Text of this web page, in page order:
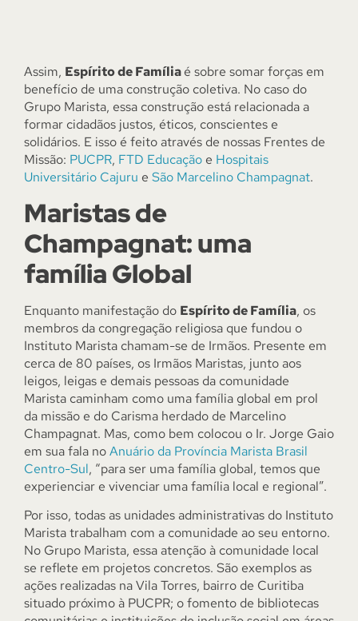
Assim, Espírito de Famíliaé sobre somar forças em
benefício de uma construção coletiva. No caso do
Grupo Marista, essa construção está relacionada a
formar cidadãos justos, éticos, conscientes e
solidários. E isso é feito através de nossas Frentes de
Missão: PUCPR, FTD Educação e Hospitais
Universitário Cajuru e São Marcelino Champagnat.
Maristas de
Champagnat: uma
família Global
Enquanto manifestação do Espírito de Família, os
membros da congregação religiosa que fundou o
Instituto Marista chamam-se de Irmãos. Presente em
cerca de 80 países, os Irmãos Maristas, junto aos
leigos, leigas e demais pessoas da comunidade
Marista caminham como uma família global em prol
da missão e do Carisma herdado de Marcelino
Champagnat. Mas, como bem colocou o Ir. Jorge Gaio
em sua fala noAnuário da Província Marista Brasil
Centro-Sul, “para ser uma família global, temos que
experienciar e vivenciar uma família local e regional”.
Por isso, todas as unidades administrativas do Instituto
Marista trabalham com a comunidade ao seu entorno.
No Grupo Marista, essa atenção à comunidade local
se reflete em projetos concretos. São exemplos as
ações realizadas na Vila Torres, bairro de Curitiba
situado próximo à PUCPR; o fomento de bibliotecas